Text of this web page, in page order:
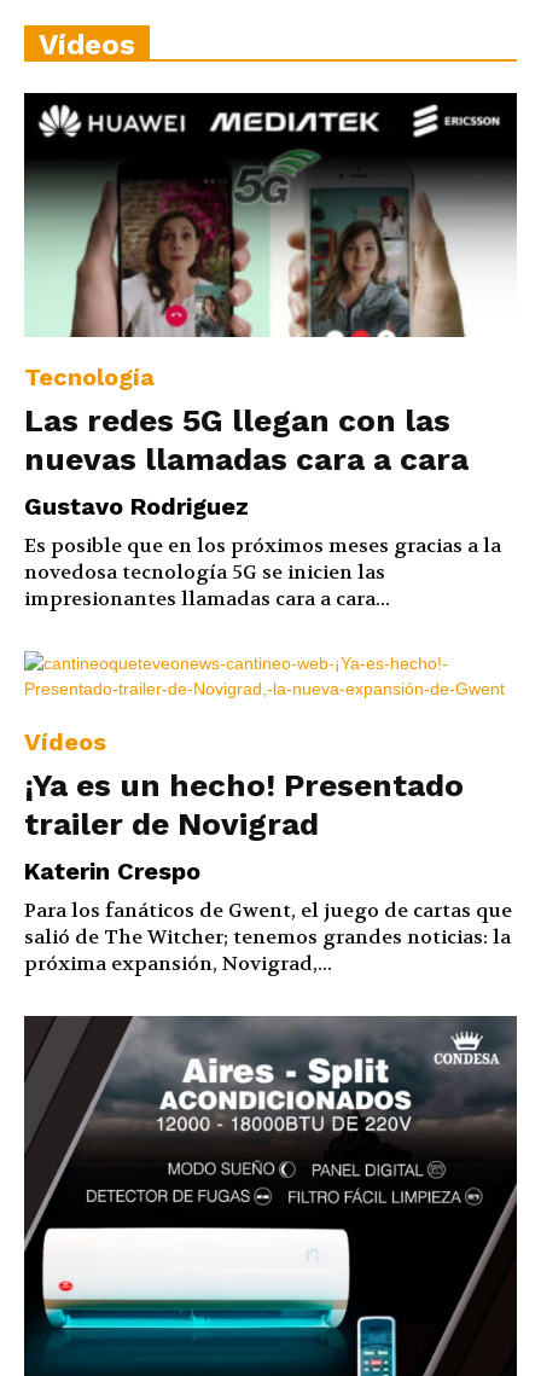
Vídeos
Tecnología
Las redes 5G llegan con las
nuevas llamadas cara a cara
Gustavo Rodriguez
Es posible que en los próximos meses gracias a la
novedosa tecnología 5G se inicien las
impresionantes llamadas cara a cara...
Vídeos
¡Ya es un hecho! Presentado
trailer de Novigrad
Katerin Crespo
Para los fanáticos de Gwent, el juego de cartas que
salió de The Witcher; tenemos grandes noticias: la
próxima expansión, Novigrad,...